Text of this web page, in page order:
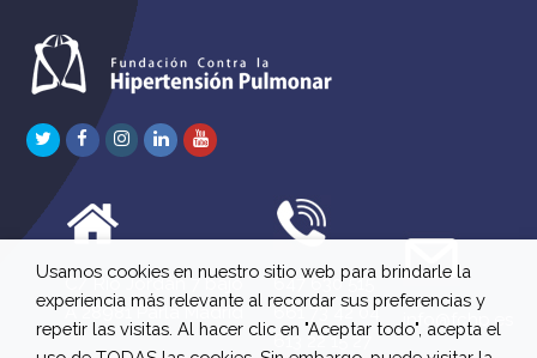
TwitterFacebook
Instagram
LinkedInYoutube
C/ Río Jordán 7 bajo
A 28981 Parla Madrid
647 630 515
661 73 42 04
613 22 15 27
info@fchp.es
Usamos cookies en nuestro sitio web para brindarle la
experiencia más relevante al recordar sus preferencias y
repetir las visitas. Al hacer clic en "Aceptar todo", acepta el